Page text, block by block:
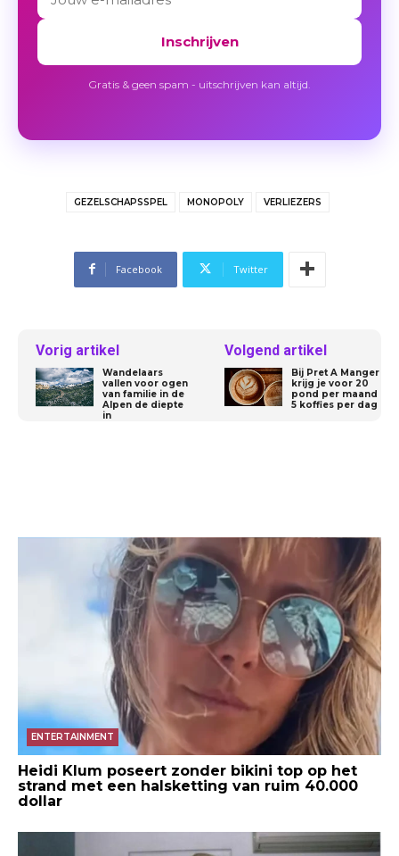
Inschrijven
Gratis & geen spam - uitschrijven kan altijd.
GEZELSCHAPSSPEL MONOPOLY VERLIEZERS
Facebook Twitter
Vorig artikel
Wandelaars
vallen voor ogen
van familie in de
Alpen de diepte
in
Volgend artikel
Bij Pret A Manger
krijg je voor 20
pond per maand
5 koffies per dag
ENTERTAINMENT
Heidi Klum poseert zonder bikini top op het
strand met een halsketting van ruim 40.000
dollar